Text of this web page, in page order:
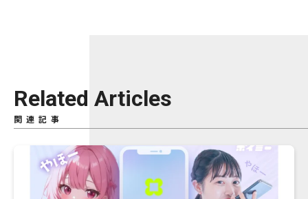
Related Articles
関連記事